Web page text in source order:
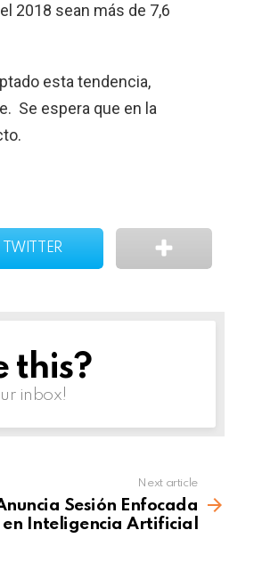
2018 sean más de 7,6
esta tendencia,
Se espera que en la
TWITTER
this?
inbox!
Next article
Sesión Enfocada
en Inteligencia Artificial